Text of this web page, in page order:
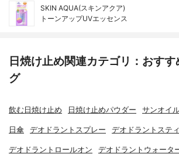
SKIN AQUA(スキンアクア)
トーンアップUVエッセンス
日焼け止め関連カテゴリ：おす
グ
飲む日焼け止め 日焼け止めパウダー サンオイ
日傘 デオドラントスプレー デオドラントステ
デオドラントロールオン デオドラントウォータ